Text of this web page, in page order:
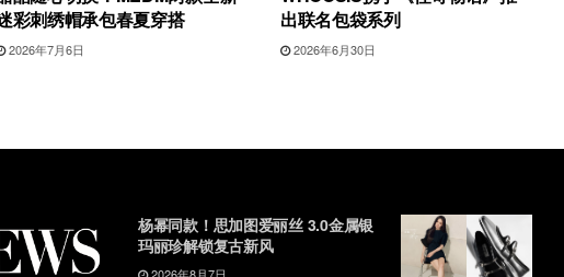
彩刺绣帽承包春夏穿搭
2026年7月6日
出联名包袋系列
2026年6月30日
杨幂同款！思加图爱丽丝 3.0金属银
玛丽珍解锁复古新风